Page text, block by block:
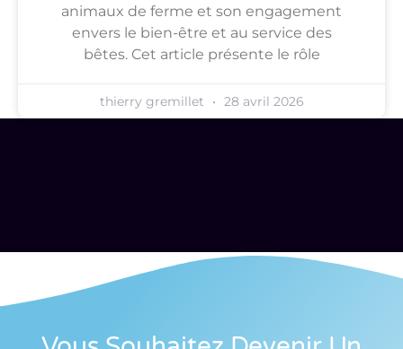
animaux de ferme et son engagement
envers le bien-être et au service des
bêtes. Cet article présente le rôle
thierry gremillet 28 avril 2026